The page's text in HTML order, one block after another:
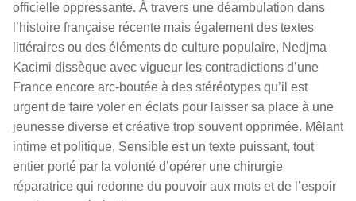
officielle oppressante. À travers une déambulation dans
l’histoire française récente mais également des textes
littéraires ou des éléments de culture populaire, Nedjma
Kacimi dissèque avec vigueur les contradictions d’une
France encore arc-boutée à des stéréotypes qu’il est
urgent de faire voler en éclats pour laisser sa place à une
jeunesse diverse et créative trop souvent opprimée. Mêlant
intime et politique, Sensible est un texte puissant, tout
entier porté par la volonté d’opérer une chirurgie
réparatrice qui redonne du pouvoir aux mots et de l’espoir